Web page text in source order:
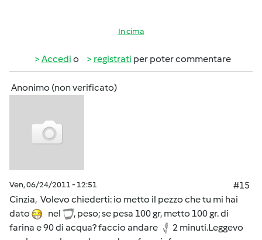
In cima
Accedi o registrati per poter commentare
Anonimo (non verificato)
Ven, 06/24/2011 - 12:51
#15
Cinzia, Volevo chiederti: io metto il pezzo che tu mi hai
dato
nel
, peso; se pesa 100 gr, metto 100 gr. di
farina e 90 di acqua? faccio andare
2 minuti.Leggevo